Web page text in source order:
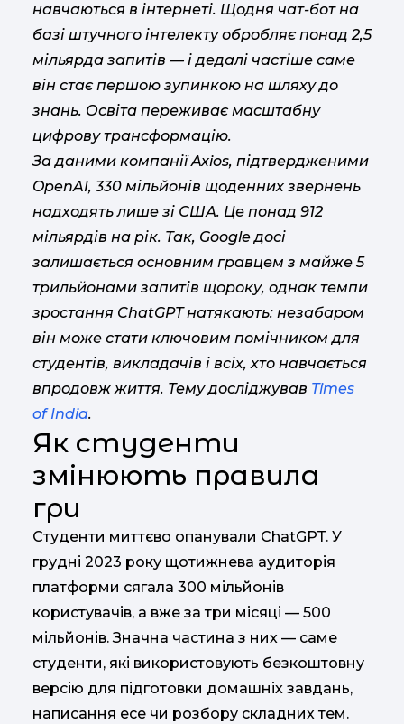
навчаються в інтернеті. Щодня чат-бот на
базі штучного інтелекту обробляє понад 2,5
мільярда запитів — і дедалі частіше саме
він стає першою зупинкою на шляху до
знань. Освіта переживає масштабну
цифрову трансформацію.
За даними компаніїAxios, підтвердженими
OpenAI, 330 мільйонів щоденних звернень
надходять лише зі США. Це понад 912
мільярдів на рік. Так, Google досі
залишається основним гравцем з майже 5
трильйонами запитів щороку, однак темпи
зростання ChatGPT натякають: незабаром
він може стати ключовим помічником для
студентів, викладачів і всіх, хто навчається
впродовж життя. Тему досліджував Times
of India.
Як студенти
змінюють правила
гри
Студенти миттєво опанували ChatGPT. У
грудні 2023 року щотижнева аудиторія
платформи сягала 300 мільйонів
користувачів, а вже за три місяці — 500
мільйонів. Значна частина з них — саме
студенти, які використовують безкоштовну
версію для підготовки домашніх завдань,
написання есе чи розбору складних тем.